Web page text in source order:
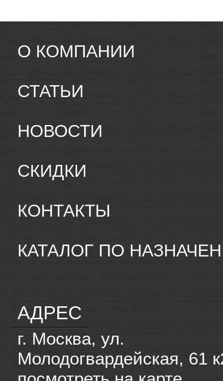
О КОМПАНИИ
СТАТЬИ
НОВОСТИ
СКИДКИ
КОНТАКТЫ
КАТАЛОГ ПО
АДРЕС
г. Москва, ул.
Молодогвардейская, 61